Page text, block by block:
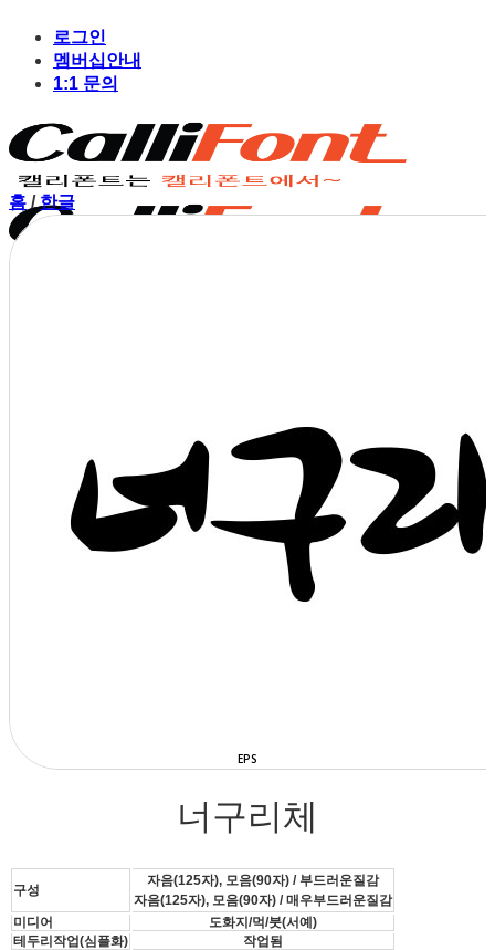
content
로그인
멤버십안내
1:1 문의
장바구니에 상품이 없습니다.
상점으로 돌아가기
홈 / 한글
EPS
너구리체
구성
자음(125자), 모음(90자) / 부드러운질감
자음(125자), 모음(90자) / 매우부드러운질감
미디어
도화지/먹/붓(서예)
테두리작업(심플화)
작업됨